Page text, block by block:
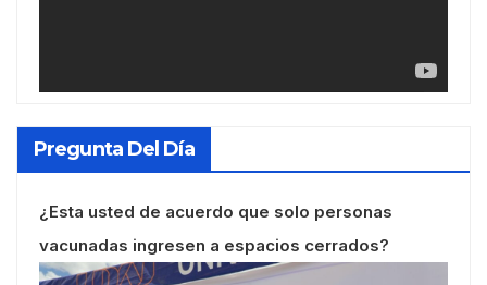
Pregunta Del Día
¿Esta usted de acuerdo que solo personas
vacunadas ingresen a espacios cerrados?